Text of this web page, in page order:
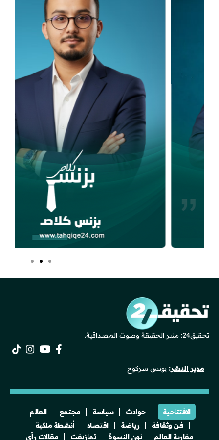
تحقيق24: منبر الحقيقة وصوت المصداقية.
مدير النشر: يونس سركوح
الافتتاحية حوادث سياسة مجتمع
العالم
فن وثقافة
رياضة اقتصاد
أنشطة ملكية
مغاربة العالم
نون النسوة تمازيغت مقالات رأي